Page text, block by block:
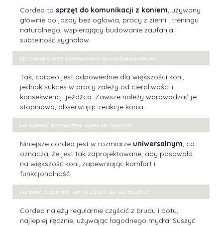
Cordeo to sprzęt do komunikacji z koniem, używany
głównie do jazdy bez ogłowia, pracy z ziemi i treningu
naturalnego, wspierający budowanie zaufania i
subtelność sygnałów.
CZY CORDEO JEST ODPOWIEDNIE DLA KAŻDEGO KONIA?
Tak, cordeo jest odpowiednie dla większości koni,
jednak sukces w pracy zależy od cierpliwości i
konsekwencji jeźdźca. Zawsze należy wprowadzać je
stopniowo, obserwując reakcje konia.
JAK DOBRAĆ ODPOWIEDNI ROZMIAR CORDEO?
Niniejsze cordeo jest w rozmiarze uniwersalnym, co
oznacza, że jest tak zaprojektowane, aby pasowało
na większość koni, zapewniając komfort i
funkcjonalność.
JAK DBAĆ O CORDEO, ABY SŁUŻYŁO JAK NAJDŁUŻEJ?
Cordeo należy regularnie czyścić z brudu i potu,
najlepiej ręcznie, używając łagodnego mydła. Suszyć